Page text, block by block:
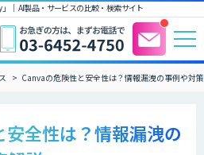
｜ AI製品・サービスの比較・検索サイト
Canvaの危険性と安全性は？情報漏洩の事例や対
全性は？情報漏洩の